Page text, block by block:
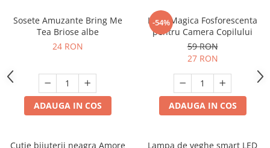
Sosete Amuzante Bring Me
Tea Briose albe
24 RON
ADAUGA IN COS
-54%
Luna Magica Fosforescenta
pentru Camera Copilului
59 RON
27 RON
ADAUGA IN COS
Cutie bijuterii neagra Amore
Lampa de veghe smart LED